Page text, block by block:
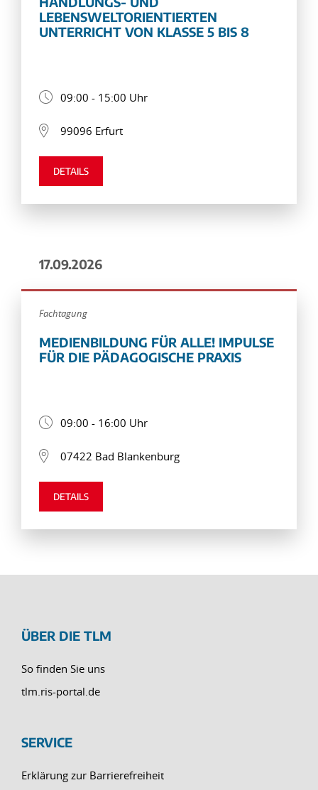
LEBENSWELTORIENTIERTEN
UNTERRICHT VON KLASSE 5 BIS 8
09:00 - 15:00 Uhr
99096 Erfurt
DETAILS
17.09.2026
Fachtagung
MEDIENBILDUNG FÜR ALLE! IMPULSE
FÜR DIE PÄDAGOGISCHE PRAXIS
09:00 - 16:00 Uhr
07422 Bad Blankenburg
DETAILS
ÜBER DIE TLM
So finden Sie uns
tlm.ris-portal.de
SERVICE
Erklärung zur Barrierefreiheit